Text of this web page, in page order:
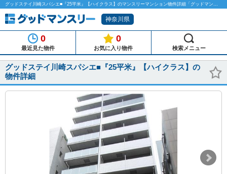
グッドステイ川崎スパシエ■『25平米』【ハイクラス】のマンスリーマンション物件詳細「グッドマンスリー」
神奈川県
0
最近見た物件
0
お気に入り物件 検索メニュー
グッドステイ川崎スパシエ■『25平米』【ハイクラス】の
物件詳細